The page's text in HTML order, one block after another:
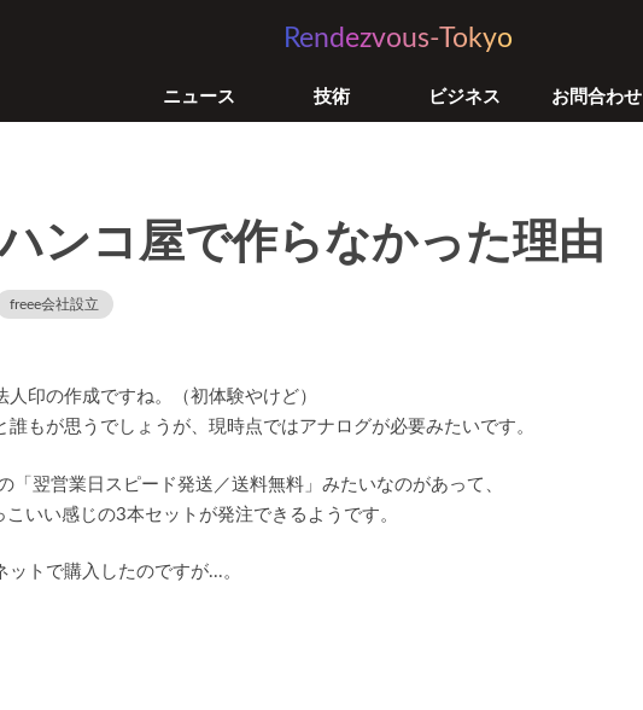
Rendezvous-Tokyo
ニュース 技術 ビジネス お問合わせ
ンコ屋で作らなかった理由
freee会社設立
印の作成ですね。（初体験やけど）
もが思うでしょうが、現時点ではアナログが必要みたいです。
「翌営業日スピード発送／送料無料」みたいなのがあって、
いい感じの3本セットが発注できるようです。
トで購入したのですが...。